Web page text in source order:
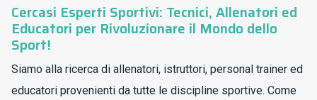
Cercasi Esperti Sportivi: Tecnici, Allenatori ed
Educatori per Rivoluzionare il Mondo dello
Sport!
Siamo alla ricerca di allenatori, istruttori, personal trainer ed
educatori provenienti da tutte le discipline sportive. Come